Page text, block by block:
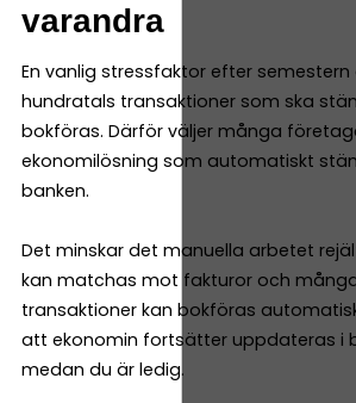
varandra
En vanlig stressfaktor efter
hundratals transaktioner som ska
bokföras. Därför väljer många
ekonomilösning som automatiskt
banken.
Det minskar det manuella arbetet
kan matchas mot fakturor och
transaktioner kan bokföras
att ekonomin fortsätter uppdateras i
medan du är ledig.